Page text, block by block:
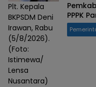
Plt. Kepala
BKPSDM Deni
Irawan, Rabu
(5/8/2026).
(Foto:
Istimewa/
Lensa
Nusantara)
PPPK